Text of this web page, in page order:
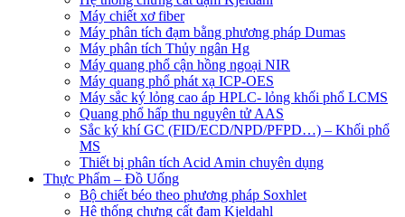
Máy chiết xơ fiber
Máy phân tích đạm bằng phương pháp Dumas
Máy phân tích Thủy ngân Hg
Máy quang phổ cận hồng ngoại NIR
Máy quang phổ phát xạ ICP-OES
Máy sắc ký lỏng cao áp HPLC- lỏng khối phổ LCMS
Quang phổ hấp thu nguyên tử AAS
Sắc ký khí GC (FID/ECD/NPD/PFPD…) – Khối phổ
MS
Thiết bị phân tích Acid Amin chuyên dụng
Thực Phẩm – Đồ Uống
Bộ chiết béo theo phương pháp Soxhlet
Hệ thống chưng cất đạm Kjeldahl